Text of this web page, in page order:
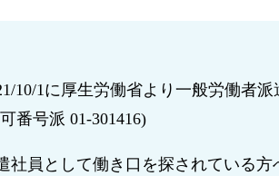
10/1に厚生労働省より一般労働者
番号派 01-301416)
社員として働き口を探されている